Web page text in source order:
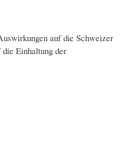
auf die Schweizer
Einhaltung der